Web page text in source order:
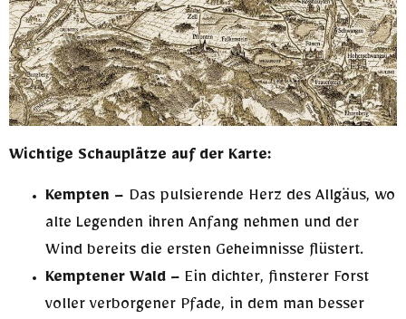
Wichtige Schauplätze auf der Karte:
Kempten – Das pulsierende Herz des Allgäus, wo
alte Legenden ihren Anfang nehmen und der
Wind bereits die ersten Geheimnisse flüstert.
Kemptener Wald – Ein dichter, finsterer Forst
voller verborgener Pfade, in dem man besser